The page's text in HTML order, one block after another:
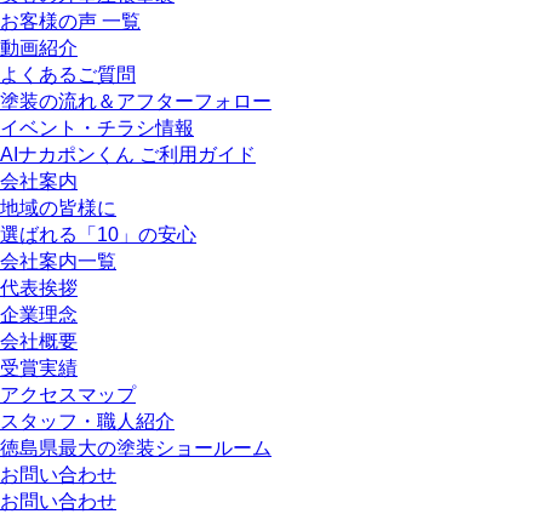
お客様の声 一覧
動画紹介
よくあるご質問
塗装の流れ＆アフターフォロー
イベント・チラシ情報
AIナカポンくん ご利用ガイド
会社案内
地域の皆様に
選ばれる「10」の安心
会社案内一覧
代表挨拶
企業理念
会社概要
受賞実績
アクセスマップ
スタッフ・職人紹介
徳島県最大の塗装ショールーム
お問い合わせ
お問い合わせ